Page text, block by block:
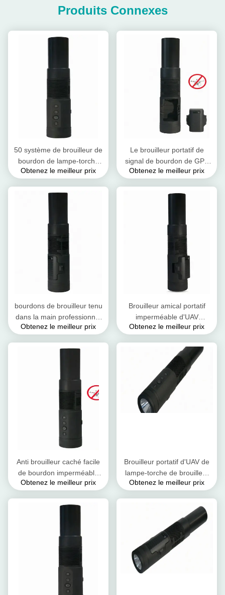
Produits Connexes
50 système de brouilleur de
bourdon de lampe-torche
tenue dans la main du
de bourdon de watt anti
Obtenez le meilleur prix
Le brouilleur portatif de
signal de bourdon de GPS
RC2.4G 5.8G
brouilleur d'UAV
Obtenez le meilleur prix
bourdons de brouilleur tenu
dans la main professionnel
de lampe-torche de
bourdon de rayon de 800m
Obtenez le meilleur prix
Brouilleur amical portatif
imperméable d'UAV
d'utilisation de Mini Size Anti
Obtenez le meilleur prix
Anti brouilleur caché facile
de bourdon imperméable
pour des UAV de bourdons
Obtenez le meilleur prix
Brouilleur portatif d'UAV de
lampe-torche de brouilleur
de signal de bourdon de
Obtenez le meilleur prix